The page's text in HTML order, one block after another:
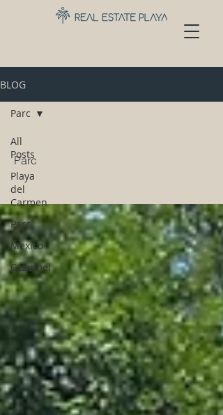
BLOG
All
Posts
Playa
del
Carmen
Parc
Mexico
Cozumel
Parc
Parc